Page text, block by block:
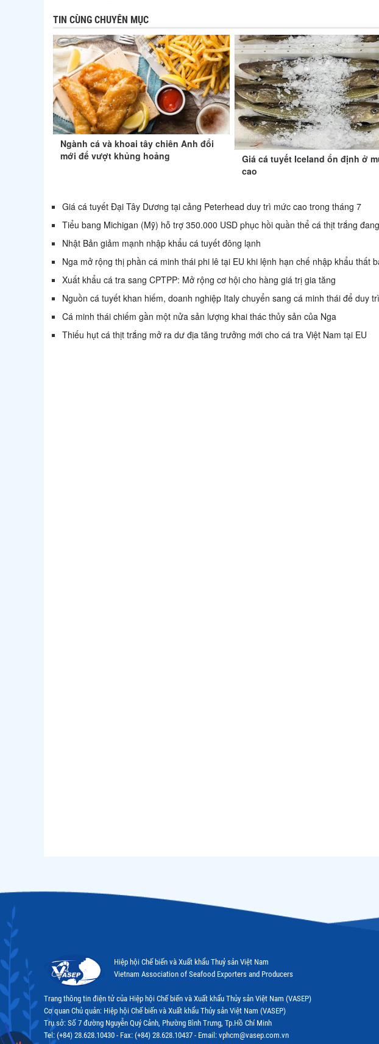
TIN CÙNG CHUYÊN MỤC
Ngành cá và khoai tây chiên Anh đổi
mới để vượt khủng hoảng
Giá cá tuyết Iceland ổn định ở
cao
Giá cá tuyết Đại Tây Dương tại cảng Peterhead duy trì mức cao trong tháng 7
Tiểu bang Michigan (Mỹ) hỗ trợ 350.000 USD phục hồi quần thể cá thịt trắng
Nhật Bản giảm mạnh nhập khẩu cá tuyết đông lạnh
Nga mở rộng thị phần cá minh thái phi lê tại EU khi lệnh hạn chế nhập khẩu thất
Xuất khẩu cá tra sang CPTPP: Mở rộng cơ hội cho hàng giá trị gia tăng
Nguồn cá tuyết khan hiếm, doanh nghiệp Italy chuyển sang cá minh thái để duy
Cá minh thái chiếm gần một nửa sản lượng khai thác thủy sản của Nga
Thiếu hụt cá thịt trắng mở ra dư địa tăng trưởng mới cho cá tra Việt Nam tại EU
Hiệp hội Chế biến và Xuất khẩu Thuỷ sản Việt Nam
Vietnam Association of Seafood Exporters and Producers
Trang thông tin điện tử của Hiệp hội Chế biến và Xuất khẩu Thủy sản Việt Nam (VASEP)
Cơ quan Chủ quản: Hiệp hội Chế biến và Xuất khẩu Thủy sản Việt Nam (VASEP)
Trụ sở: Số 7 đường Nguyễn Quý Cảnh, Phường Bình Trưng, Tp.Hồ Chí Minh
Tel: (+84) 28.628.10430 - Fax: (+84) 28.628.10437 - Email: vphcm@vasep.com.vn